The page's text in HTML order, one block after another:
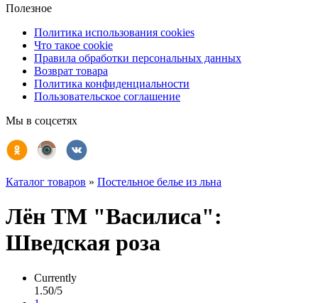
Полезное
Политика использования cookies
Что такое cookie
Правила обработки персональных данных
Возврат товара
Политика конфиденциальности
Пользовательское соглашение
Мы в соцсетях
Каталог товаров » Постельное белье из льна
Лён ТМ "Василиса":
Шведская роза
Currently
1.50/5